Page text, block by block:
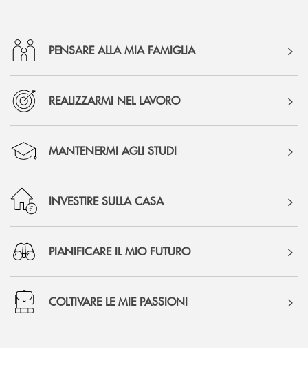
PENSARE ALLA MIA FAMIGLIA
REALIZZARMI NEL LAVORO
MANTENERMI AGLI STUDI
INVESTIRE SULLA CASA
PIANIFICARE IL MIO FUTURO
COLTIVARE LE MIE PASSIONI